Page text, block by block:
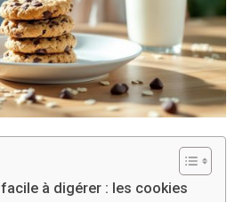
à digérer : les cookies